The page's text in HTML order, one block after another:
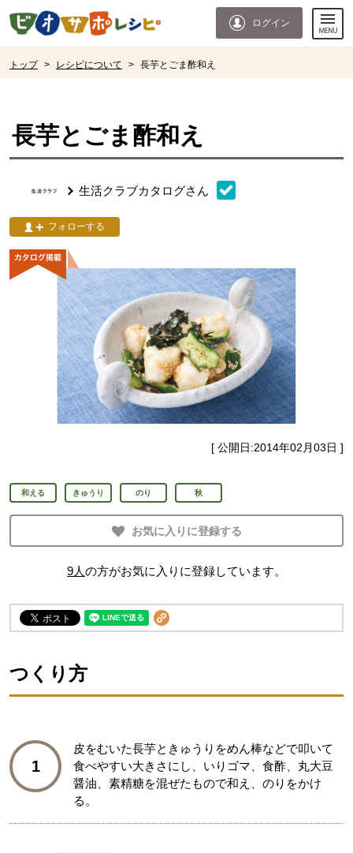
ページの先頭です。
ログイン
トップ > レシピについて > 長芋とごま酢和え
長芋とごま酢和え
生活クラブカタログさん
フォローする
[ 公開日:2014年02月03日 ]
和える きゅうり のり 秋
お気に入りに登録する
9人の方がお気に入りに登録しています。
つくり方
1
皮をむいた長芋ときゅうりをめん棒などで叩いて
食べやすい大きさにし、いりゴマ、食酢、丸大豆
醤油、素精糖を混ぜたもので和え、のりをかけ
る。